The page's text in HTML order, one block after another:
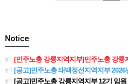
Notice
[민주노총 강릉지역지부]민주노총 강릉지역지부
[공고]민주노총 태백정선지역지부 2026년
[공고]민주노총 강릉지역지부 12기 임원 보